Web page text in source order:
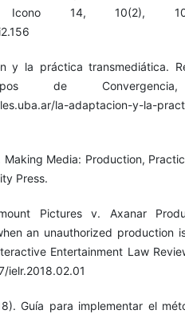
Icono 14, 10(2),
y la práctica transmediática.
de
la-adaptacion-y-la-
Making Media: Production,
Press.
Pictures v. Axanar
an unauthorized production
Entertainment Law
Guía para implementar el